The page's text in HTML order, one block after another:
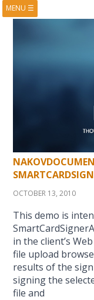
MENU ☰
OCTOBER 13, 2010
This demo is
in the client’s
file upload
results of the
signing the
file and